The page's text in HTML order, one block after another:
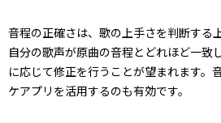
音程の正確さは、歌の上手さを判断する
自分の歌声が原曲の音程とどれほど一致
に応じて修正を行うことが望まれます。
ケアプリを活用するのも有効です。